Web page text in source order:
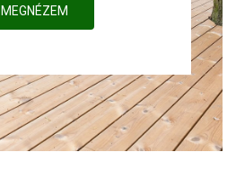
MEGNÉZEM